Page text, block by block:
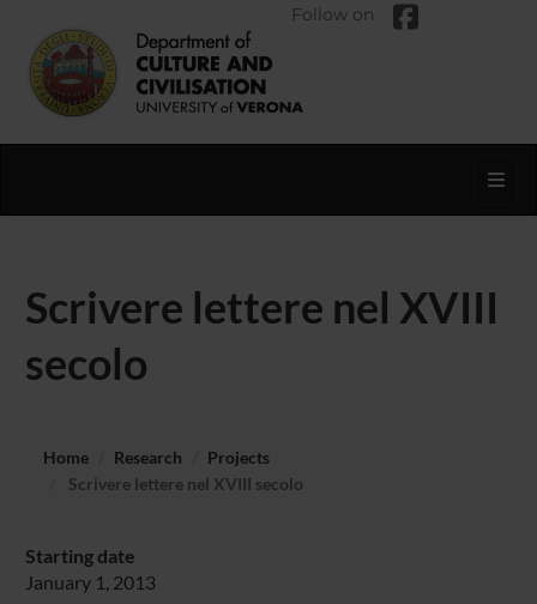
Follow on
Scrivere lettere nel XVIII
secolo
Home Research
Projects
Scrivere lettere nel XVIII secolo
Starting date
January 1, 2013